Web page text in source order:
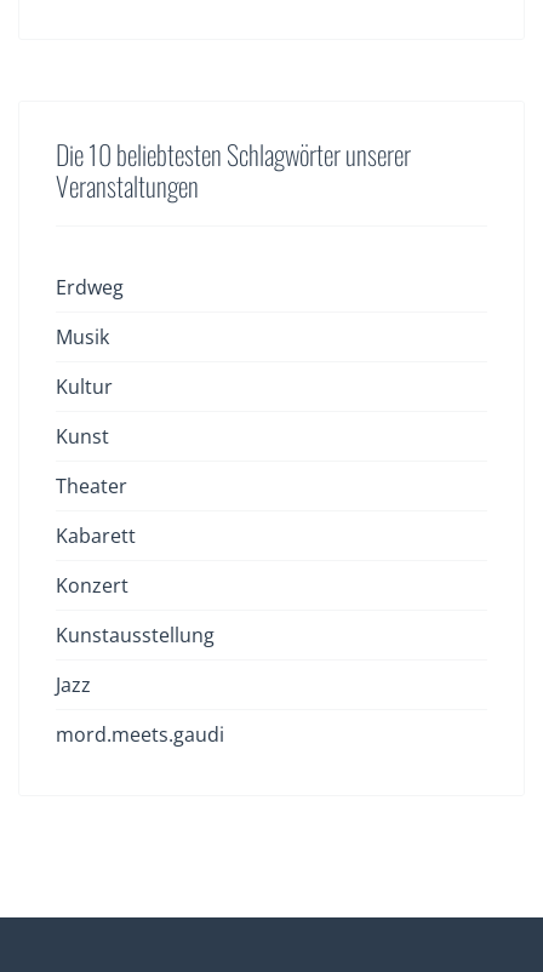
Die 10 beliebtesten Schlagwörter unserer
Veranstaltungen
Erdweg
Musik
Kultur
Kunst
Theater
Kabarett
Konzert
Kunstausstellung
Jazz
mord.meets.gaudi